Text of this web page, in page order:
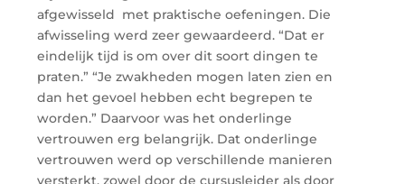
afgewisseld met praktische oefeningen. Die
afwisseling werd zeer gewaardeerd. “Dat er
eindelijk tijd is om over dit soort dingen te
praten.” “Je zwakheden mogen laten zien en
dan het gevoel hebben echt begrepen te
worden.” Daarvoor was het onderlinge
vertrouwen erg belangrijk. Dat onderlinge
vertrouwen werd op verschillende manieren
versterkt, zowel door de cursusleider als door